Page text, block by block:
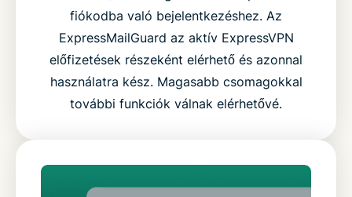
fiókodba való bejelentkezéshez. Az
ExpressMailGuard az aktív ExpressVPN
előfizetések részeként elérhető és azonnal
használatra kész. Magasabb csomagokkal
további funkciók válnak elérhetővé.